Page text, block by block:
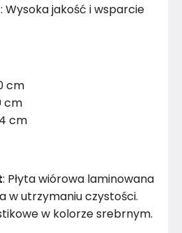
: Wysoka jakość i wsparcie
cm
cm
cm
: Płyta wiórowa laminowana
w utrzymaniu czystości.
w kolorze srebrnym.